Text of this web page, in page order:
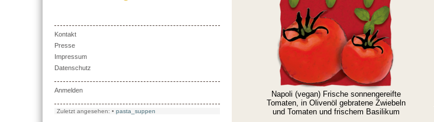
Kontakt
Presse
Impressum
Datenschutz
Anmelden
Zuletzt angesehen: • pasta_suppen
Napoli (vegan) Frische sonnengereifte
Tomaten, in Olivenöl gebratene Zwiebeln
und Tomaten und frischem Basilikum